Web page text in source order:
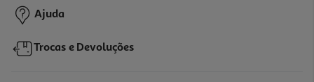
Ajuda
Trocas e Devoluções